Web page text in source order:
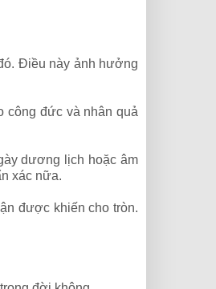
Điều này ảnh hưởng
công đức và nhân quả
dương lịch hoặc âm
xác nữa.
được khiến cho tròn.